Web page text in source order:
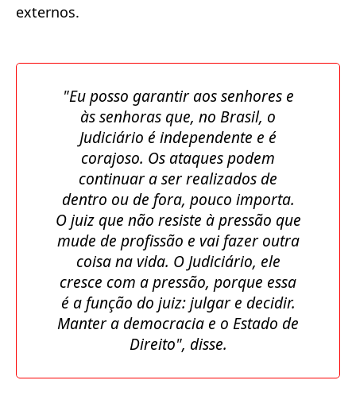
externos.
"Eu posso garantir aos senhores e
às senhoras que, no Brasil, o
Judiciário é independente e é
corajoso. Os ataques podem
continuar a ser realizados de
dentro ou de fora, pouco importa.
O juiz que não resiste à pressão que
mude de profissão e vai fazer outra
coisa na vida. O Judiciário, ele
cresce com a pressão, porque essa
é a função do juiz: julgar e decidir.
Manter a democracia e o Estado de
Direito", disse.